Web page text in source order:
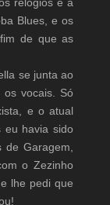
Blues, e os
de que as
se junta ao
vocais. Só
e o atual
eu havia sido
Garagem,
o Zezinho
lhe pedi que